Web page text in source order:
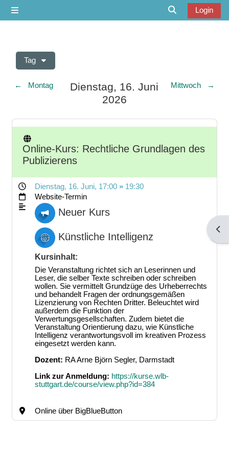
Login
Tag
← Montag
Dienstag, 16. Juni
2026
Mittwoch →
Online-Kurs: Rechtliche Grundlagen des
Publizierens
Dienstag, 16. Juni, 17:00 » 19:30
Website-Termin
Neuer Kurs
Künstliche Intelligenz
Kursinhalt:
Die Veranstaltung richtet sich an Leserinnen und
Leser, die selber Texte schreiben oder schreiben
wollen. Sie vermittelt Grundzüge des Urheberrechts
und behandelt Fragen der ordnungsgemäßen
Lizenzierung von Rechten Dritter. Beleuchtet wird
außerdem die Funktion der
Verwertungsgesellschaften. Zudem bietet die
Veranstaltung Orientierung dazu, wie Künstliche
Intelligenz verantwortungsvoll im kreativen Prozess
eingesetzt werden kann.
Dozent: RA Arne Björn Segler, Darmstadt
Link zur Anmeldung: https://kurse.wlb-
stuttgart.de/course/view.php?id=384
Online über BigBlueButton